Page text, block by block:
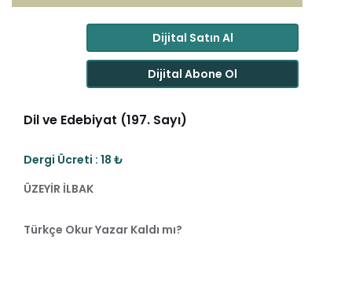
Dijital Satın Al
Dijital Abone Ol
Dil ve Edebiyat (197. Sayı)
Dergi Ücreti : 18 ₺
ÜZEYİR İLBAK
Türkçe Okur Yazar Kaldı mı?